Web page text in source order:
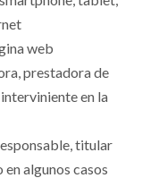
web
prestadora de
en la
titular
algunos casos